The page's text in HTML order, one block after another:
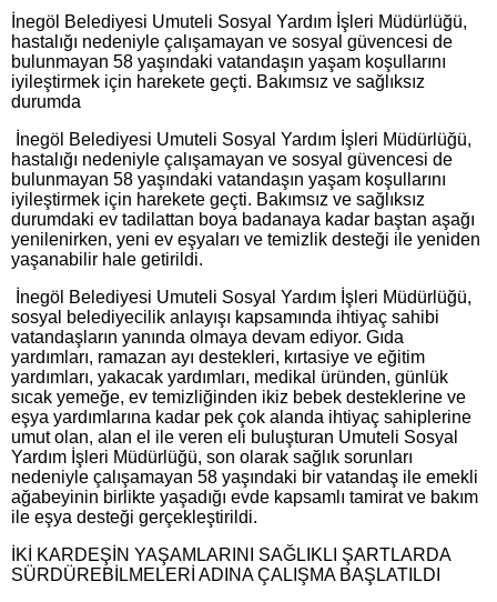
İnegöl Belediyesi Umuteli Sosyal Yardım İşleri Müdürlüğü,
hastalığı nedeniyle çalışamayan ve sosyal güvencesi de
bulunmayan 58 yaşındaki vatandaşın yaşam koşullarını
iyileştirmek için harekete geçti. Bakımsız ve sağlıksız
durumda
İnegöl Belediyesi Umuteli Sosyal Yardım İşleri Müdürlüğü,
hastalığı nedeniyle çalışamayan ve sosyal güvencesi de
bulunmayan 58 yaşındaki vatandaşın yaşam koşullarını
iyileştirmek için harekete geçti. Bakımsız ve sağlıksız
durumdaki ev tadilattan boya badanaya kadar baştan aşağı
yenilenirken, yeni ev eşyaları ve temizlik desteği ile yeniden
yaşanabilir hale getirildi.
İnegöl Belediyesi Umuteli Sosyal Yardım İşleri Müdürlüğü,
sosyal belediyecilik anlayışı kapsamında ihtiyaç sahibi
vatandaşların yanında olmaya devam ediyor. Gıda
yardımları, ramazan ayı destekleri, kırtasiye ve eğitim
yardımları, yakacak yardımları, medikal üründen, günlük
sıcak yemeğe, ev temizliğinden ikiz bebek desteklerine ve
eşya yardımlarına kadar pek çok alanda ihtiyaç sahiplerine
umut olan, alan el ile veren eli buluşturan Umuteli Sosyal
Yardım İşleri Müdürlüğü, son olarak sağlık sorunları
nedeniyle çalışamayan 58 yaşındaki bir vatandaş ile emekli
ağabeyinin birlikte yaşadığı evde kapsamlı tamirat ve bakım
ile eşya desteği gerçekleştirildi.
İKİ KARDEŞİN YAŞAMLARINI SAĞLIKLI ŞARTLARDA
SÜRDÜREBİLMELERİ ADINA ÇALIŞMA BAŞLATILDI